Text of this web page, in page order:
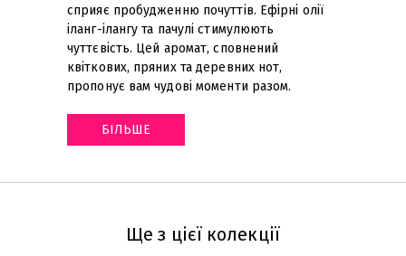
сприяє пробудженню почуттів. Ефірні олії
іланг-ілангу та пачулі стимулюють
чуттєвість. Цей аромат, сповнений
квіткових, пряних та деревних нот,
пропонує вам чудові моменти разом.
БІЛЬШЕ
Ще з цієї колекції